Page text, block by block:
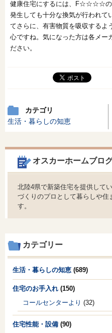
健康住宅にするには、F☆☆☆☆の
発生しても十分な換気が行われて
てさらに、有害物質を吸収するよ
心ですね。気になった方は各メー
ださい。
カテゴリ
生活・暮らしの知恵
オスカーホームブロ
北陸4県で新築住宅を提供して
づくりのプロとして暮らしや
す。
カテゴリー
生活・暮らしの知恵 (689)
住宅のお手入れ (150)
コールセンターより (32)
住宅性能・設備 (90)